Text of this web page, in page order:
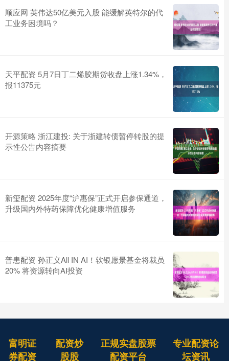
顺应网 英伟达50亿美元入股 能缓解英特尔的代
工业务困境吗？
天平配资 5月7日丁二烯胶期货收盘上涨1.34%，
报11375元
开源策略 浙江建投: 关于浙建转债暂停转股的提
示性公告内容摘要
新玺配资 2025年度“沪惠保”正式开启参保通道，
升级国内外特药保障优化健康增值服务
普患配资 孙正义All IN AI！软银愿景基金将裁员
20% 将资源转向AI投资
富明证
券配资
配资炒
股股
正规实盘股票
配资平台
专业配资论
坛资讯